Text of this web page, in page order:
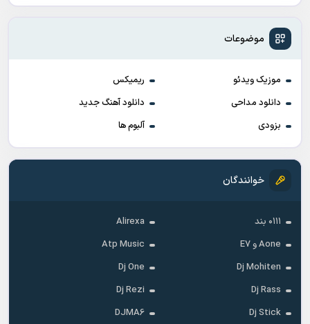
موضوعات
موزیک ویدئو
ریمیکس
دانلود مداحی
دانلود آهنگ جدید
بزودی
آلبوم ها
خوانندگان
۰۱۱۱ بند
Alirexa
Aone و E7
Atp Music
Dj Mohiten
Dj One
Dj Rass
Dj Rezi
Dj Stick
DJMA6